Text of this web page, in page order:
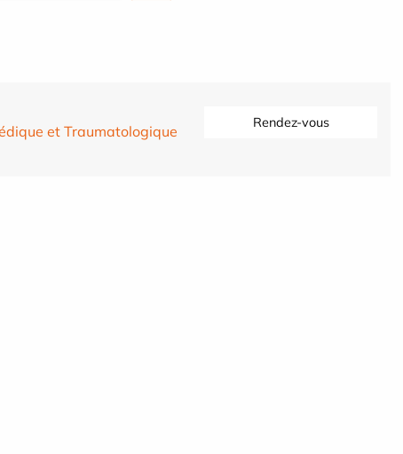
et Traumatologique
Rendez-vous